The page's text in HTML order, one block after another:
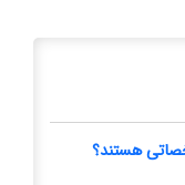
هستند؟